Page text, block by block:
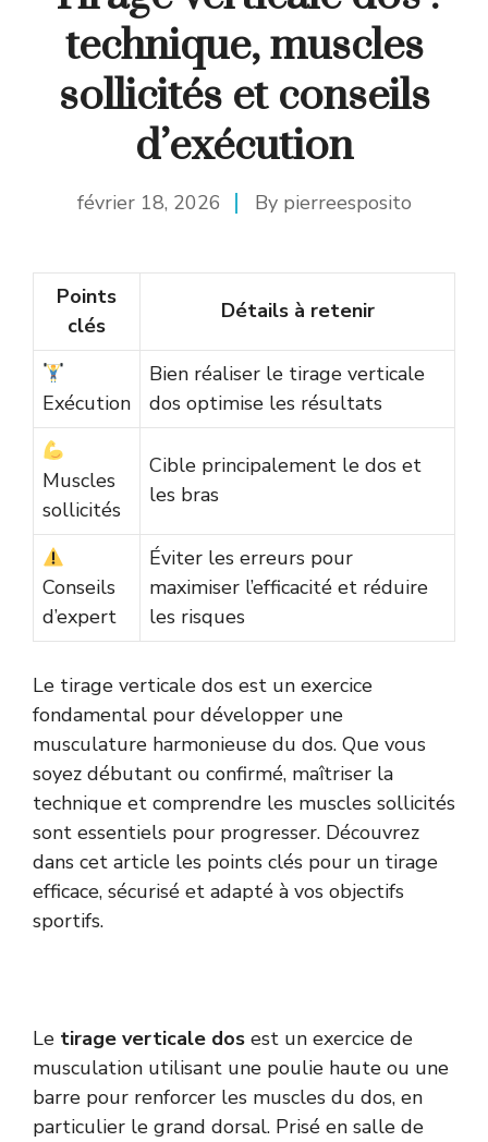
technique, muscles
sollicités et conseils
d’exécution
février 18, 2026 By pierreesposito
Points
clés
Détails à retenir
Exécution
Bien réaliser le tirage verticale
dos optimise les résultats
Muscles
sollicités
Cible principalement le dos et
les bras
Conseils
d’expert
Éviter les erreurs pour
maximiser l’efficacité et réduire
les risques
Le tirage verticale dos est un exercice
fondamental pour développer une
musculature harmonieuse du dos. Que vous
soyez débutant ou confirmé, maîtriser la
technique et comprendre les muscles sollicités
sont essentiels pour progresser. Découvrez
dans cet article les points clés pour un tirage
efficace, sécurisé et adapté à vos objectifs
sportifs.
Le tirage verticale dos est un exercice de
musculation utilisant une poulie haute ou une
barre pour renforcer les muscles du dos, en
particulier le grand dorsal. Prisé en salle de